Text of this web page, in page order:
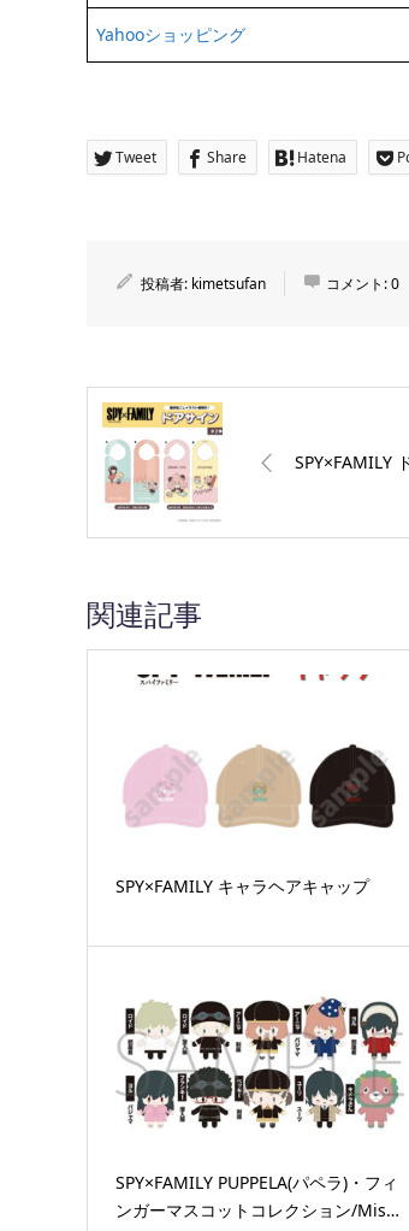
Yahooショッピング
Tweet Share Hatena
投稿者: kimetsufan コメント:0
SPY×FAMILY
関連記事
SPY×FAMILY キャラヘアキャップ
SPY×FAMILY PUPPELA(パペラ)・フィ
ンガーマスコットコレクション/Mis…